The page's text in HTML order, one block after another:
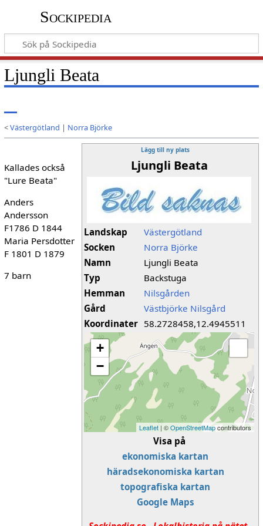
Sockipedia
Ljungli Beata
<Västergötland | Norra Björke
Lägg till ny plats
Ljungli Beata
Landskap
Västergötland
Socken
Norra Björke
Namn
Ljungli Beata
Typ
Backstuga
Hemman
Nilsgården
Gård
Västbjörke Nilsgård
Koordinater 58.2728458,12.4945511
+
−
Leaflet | ©OpenStreetMapcontributors
Visa på
ekonomiska kartan
häradsekonomiska kartan
topografiska kartan
Google Maps
Kallades också
"Lure Beata"
Anders
Andersson
F1786 D 1844
Maria Persdotter
F 1801 D 1879
7 barn